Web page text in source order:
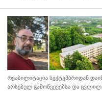
რეაბილიტაცია სექტემბრიდან
არსებულ გამოწვევებსა და